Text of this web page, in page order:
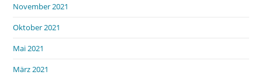
November 2021
Oktober 2021
Mai 2021
März 2021